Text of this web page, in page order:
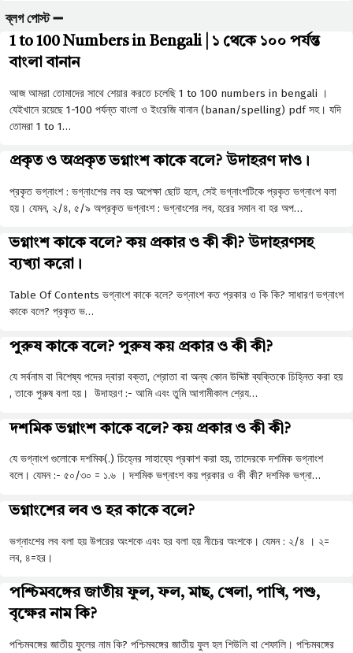
ব্লগ পোস্ট ➖
1 to 100 Numbers in Bengali | ১ থেকে ১০০ পর্যন্ত
বাংলা বানান
আজ আমরা তোমাদের সাথে শেয়ার করতে চলেছি 1 to 100 numbers in bengali ।
যেইখানে রয়েছে 1-100 পর্যন্ত বাংলা ও ইংরেজি বানান (banan/spelling) pdf সহ। যদি
তোমরা 1 to 1…
প্রকৃত ও অপ্রকৃত ভগ্নাংশ কাকে বলে? উদাহরণ দাও।
প্রকৃত ভগ্নাংশ : ভগ্নাংশের লব হর অপেক্ষা ছােট হলে, সেই ভগ্নাংশটিকে প্রকৃত ভগ্নাংশ বলা
হয়। যেমন, ২/৪, ৫/৯ অপ্রকৃত ভগ্নাংশ : ভগ্নাংশের লব, হরের সমান বা হর অপ…
ভগ্নাংশ কাকে বলে? কয় প্রকার ও কী কী? উদাহরণসহ
ব্যখ্যা করো।
Table Of Contents ভগ্নাংশ কাকে বলে? ভগ্নাংশ কত প্রকার ও কি কি? সাধারণ ভগ্নাংশ
কাকে বলে? প্রকৃত ভ…
পুরুষ কাকে বলে? পুরুষ কয় প্রকার ও কী কী?
যে সর্বনাম বা বিশেষ্য পদের দ্বারা বক্তা, শ্রোতা বা অন্য কোন উদ্দিষ্ট ব্যক্তিকে চিহ্নিত করা হয়
, তাকে পুরুষ বলা হয়। উদাহরণ :- আমি এবং তুমি আগামীকাল শ্রেয…
দশমিক ভগ্নাংশ কাকে বলে? কয় প্রকার ও কী কী?
যে ভগ্নাংশ গুলোকে দশমিক(.) চিহ্নের সাহায্যে প্রকাশ করা হয়, তাদেরকে দশমিক ভগ্নাংশ
বলে। যেমন :- ৫০/৩০ = ১.৬ । দশমিক ভগ্নাংশ কয় প্রকার ও কী কী? দশমিক ভগ্না…
ভগ্নাংশের লব ও হর কাকে বলে?
ভগ্নাংশের লব বলা হয় উপরের অংশকে এবং হর বলা হয় নীচের অংশকে। যেমন : ২/৪ । ২=
লব, ৪=হর।
পশ্চিমবঙ্গের জাতীয় ফুল, ফল, মাছ, খেলা, পাখি, পশু,
বৃক্ষের নাম কি?
পশ্চিমবঙ্গের জাতীয় ফুলের নাম কি? পশ্চিমবঙ্গের জাতীয় ফুল হল শিউলি বা শেফালি। পশ্চিমবঙ্গের